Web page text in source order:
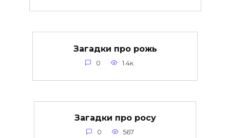
Загадки про рожь
0 1.4к.
Загадки про росу
0 567